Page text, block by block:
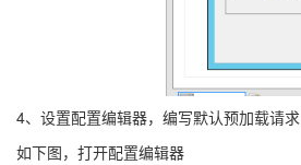
4、设置配置编辑器，编写默认预加载请求
如下图，打开配置编辑器